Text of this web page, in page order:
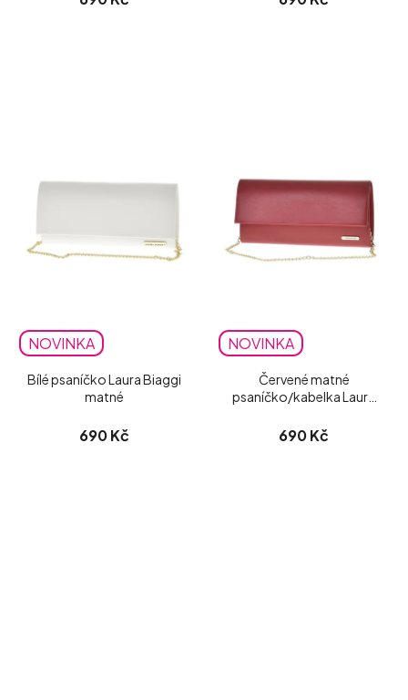
NOVINKA
Bílé psaníčko Laura Biaggi
matné
690 Kč
NOVINKA
Červené matné
psaníčko/kabelka Laura
690 Kč